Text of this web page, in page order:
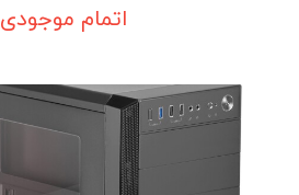
اتمام موجودی